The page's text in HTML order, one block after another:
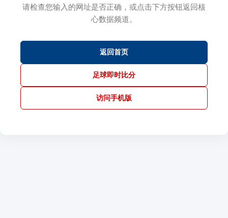
请检查您输入的网址是否正确，或点击下方按钮返回核
心数据频道。
返回首页
足球即时比分
访问手机版